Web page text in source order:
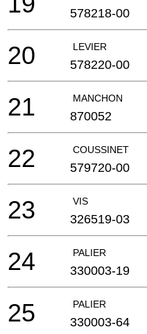
578218-00
LEVIER
20 578220-00
MANCHON
21 870052
COUSSINET
22 579720-00
VIS
23 326519-03
PALIER
24 330003-19
PALIER
25 330003-64